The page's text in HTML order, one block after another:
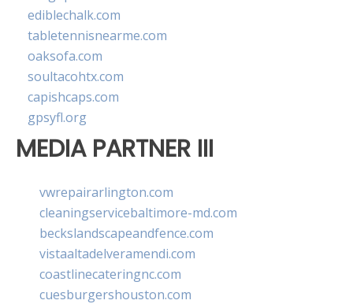
ediblechalk.com
tabletennisnearme.com
oaksofa.com
soultacohtx.com
capishcaps.com
gpsyfl.org
MEDIA PARTNER III
vwrepairarlington.com
cleaningservicebaltimore-md.com
beckslandscapeandfence.com
vistaaltadelveramendi.com
coastlinecateringnc.com
cuesburgershouston.com